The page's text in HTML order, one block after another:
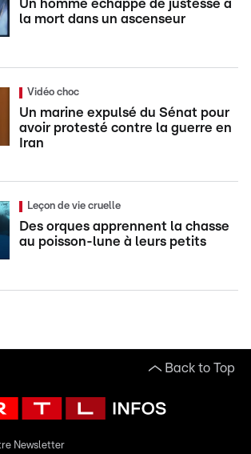
Un homme échappe de justesse à
la mort dans un ascenseur
Vidéo choc
Un marine expulsé du Sénat pour
avoir protesté contre la guerre en
Iran
Leçon de vie cruelle
Des orques apprennent la chasse
au poisson-lune à leurs petits
Back to Top
Newsletter